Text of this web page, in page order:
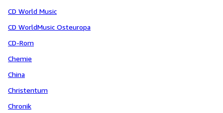
CD World Music
CD WorldMusic Osteuropa
CD-Rom
Chemie
China
Christentum
Chronik